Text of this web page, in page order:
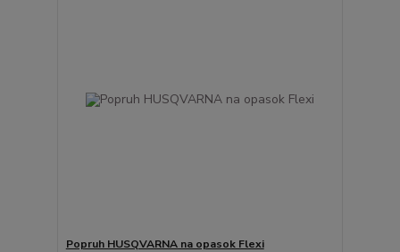
Popruh HUSQVARNA na opasok Flexi